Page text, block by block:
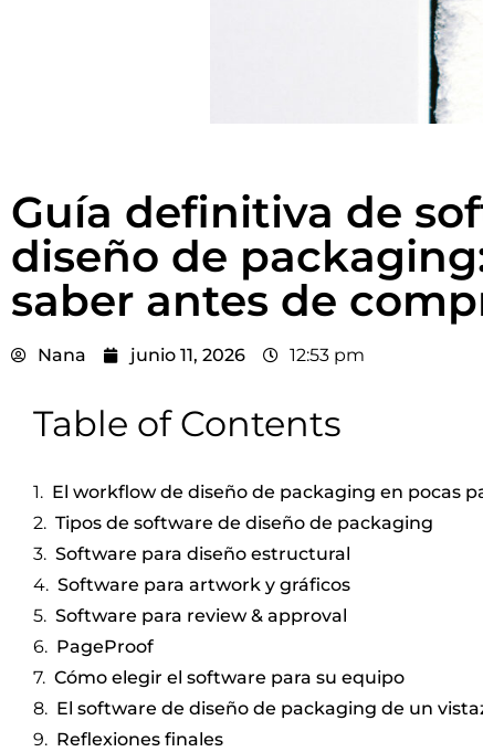
Guía definitiva de
diseño de
saber antes de
Nana junio 11, 2026 12:53 pm
Table of Contents
El workflow de diseño de packaging en pocas
Tipos de software de diseño de packaging
Software para diseño estructural
Software para artwork y gráficos
Software para review & approval
PageProof
Cómo elegir el software para su equipo
El software de diseño de packaging de un
Reflexiones finales